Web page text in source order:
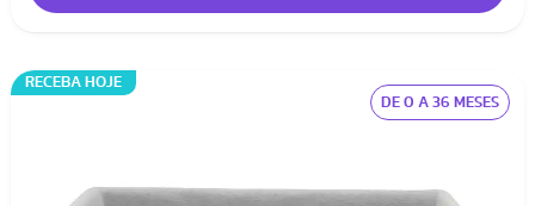
RECEBA HOJE
DE 0 A 36 MESES